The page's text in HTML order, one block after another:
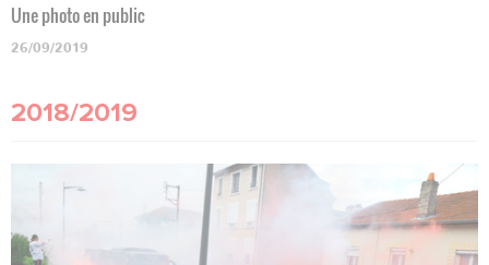
Une photo en public
26/09/2019
2018/2019